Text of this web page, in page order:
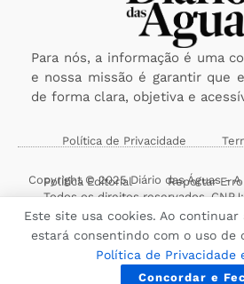
Para nós, a informação é uma
e nossa missão é garantir que
de forma clara, objetiva e
Política de Privacidade
Política Editorial Reportar Erro
Copyright © 2025 Diário das Águas -
Todos os direitos reservados.
Este site usa cookies. Ao
estará consentindo com o uso de
Política de Privacidade
Concordar e